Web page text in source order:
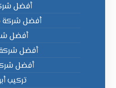
أفضل
أفضل شركة
أفضل
أفضل شركة
أفضل
تركيب